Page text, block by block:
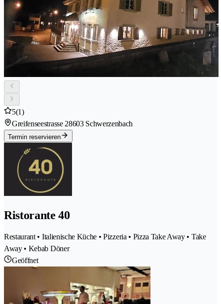
5(1)
Greifenseestrasse 28603 Schwerzenbach
Termin reservieren
Ristorante 40
Restaurant • Italienische Küche • Pizzeria • Pizza Take Away • Take
Away • Kebab Döner
Geöffnet